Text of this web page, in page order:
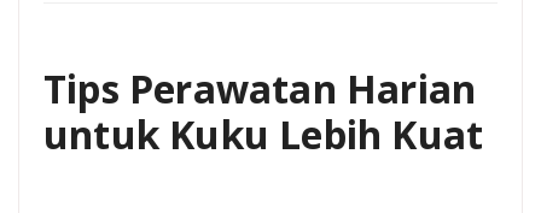
Tips Perawatan Harian
untuk Kuku Lebih Kuat